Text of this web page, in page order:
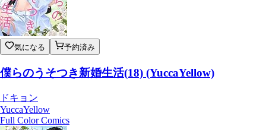
気になる 予約済み
僕らのうそつき新婚生活(18) (YuccaYellow)
ドキョン
YuccaYellow
Full Color Comics